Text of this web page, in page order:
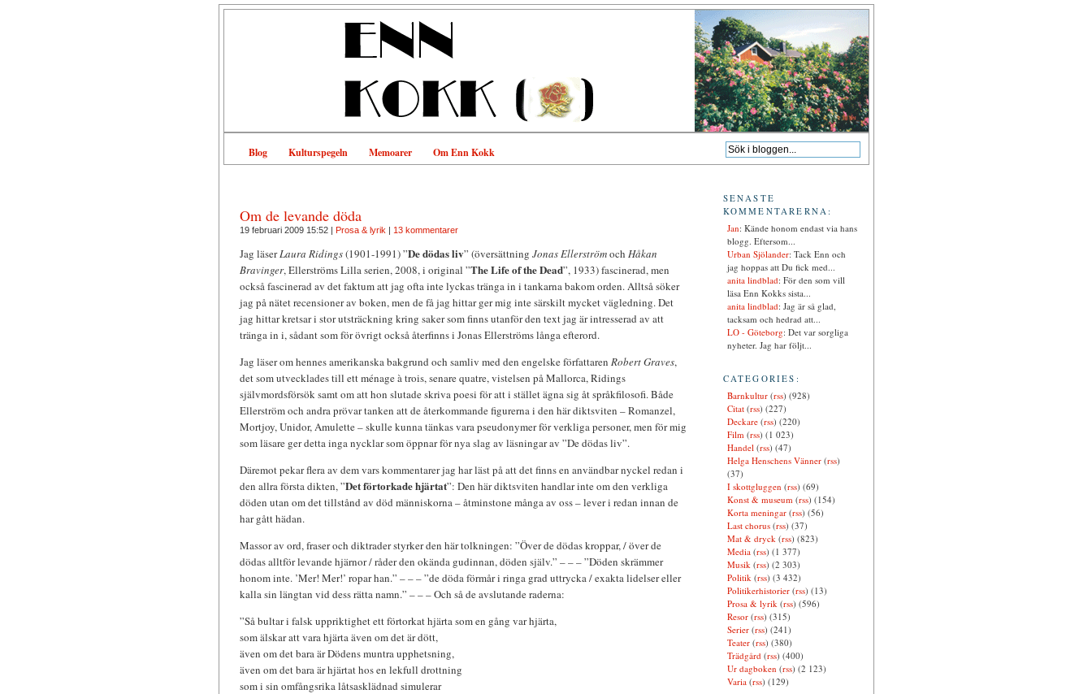
Blog Kulturspegeln Memoarer Om Enn Kokk
Om de levande döda
19 februari 2009 15:52 | Prosa & lyrik | 13 kommentarer
Jag läserLaura Ridings(1901-1991) ”De dödas liv” (översättning Jonas Ellerströmoch Håkan
Bravinger, Ellerströms Lilla serien, 2008, i original ”The Life of the Dead”, 1933) fascinerad, men
också fascinerad av det faktum att jag ofta inte lyckas tränga in i tankarna bakom orden. Alltså söker
jag på nätet recensioner av boken, men de få jag hittar ger mig inte särskilt mycket vägledning. Det
jag hittar kretsar i stor utsträckning kring saker som finns utanför den text jag är intresserad av att
tränga in i, sådant som för övrigt också återfinns i Jonas Ellerströms långa efterord.
Jag läser om hennes amerikanska bakgrund och samliv med den engelske författaren Robert Graves,
det som utvecklades till ett ménage à trois, senare quatre, vistelsen på Mallorca, Ridings
självmordsförsök samt om att hon slutade skriva poesi för att i stället ägna sig åt språkfilosofi. Både
Ellerström och andra prövar tanken att de återkommande figurerna i den här diktsviten – Romanzel,
Mortjoy, Unidor, Amulette – skulle kunna tänkas vara pseudonymer för verkliga personer, men för mig
som läsare ger detta inga nycklar som öppnar för nya slag av läsningar av ”De dödas liv”.
Däremot pekar flera av dem vars kommentarer jag har läst på att det finns en användbar nyckel redan i
den allra första dikten, ”Det förtorkade hjärtat”: Den här diktsviten handlar inte om den verkliga
döden utan om det tillstånd av död människorna – åtminstone många av oss – lever i redan innan de
har gått hädan.
Massor av ord, fraser och diktrader styrker den här tolkningen: ”Över de dödas kroppar, / över de
dödas alltför levande hjärnor / råder den okända gudinnan, döden själv.” – – – ”Döden skrämmer
honom inte. ’Mer! Mer!’ ropar han.” – – – ”de döda förmår i ringa grad uttrycka / exakta lidelser eller
kalla sin längtan vid dess rätta namn.” – – – Och så de avslutande raderna:
”Så bultar i falsk uppriktighet ett förtorkat hjärta som en gång var hjärta,
som älskar att vara hjärta även om det är dött,
även om det bara är Dödens muntra upphetsning,
även om det bara är hjärtat hos en lekfull drottning
som i sin omfångsrika låtsasklädnad simulerar
SENASTE
KOMMENTARERNA:
Jan: Kände honom endast via hans
blogg. Eftersom...
Urban Sjölander: Tack Enn och
jag hoppas att Du fick med...
anita lindblad: För den som vill
läsa Enn Kokks sista...
anita lindblad: Jag är så glad,
tacksam och hedrad att...
LO - Göteborg: Det var sorgliga
nyheter. Jag har följt...
CATEGORIES:
Barnkultur(rss) (928)
Citat(rss) (227)
Deckare(rss) (220)
Film(rss) (1 023)
Handel(rss) (47)
Helga Henschens Vänner(rss)
(37)
I skottgluggen (rss) (69)
Konst & museum(rss) (154)
Korta meningar(rss) (56)
Last chorus(rss) (37)
Mat & dryck(rss) (823)
Media(rss) (1 377)
Musik(rss) (2 303)
Politik(rss) (3 432)
Politikerhistorier(rss) (13)
Prosa & lyrik(rss) (596)
Resor(rss) (315)
Serier(rss) (241)
Teater(rss) (380)
Trädgård(rss) (400)
Ur dagboken (rss) (2 123)
Varia(rss) (129)